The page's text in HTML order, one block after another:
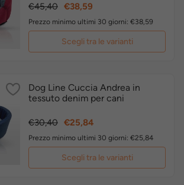
Prezzo
€45,40 Prezzo
€38,59
Prezzo minimo ultimi 30 giorni: €38,59
Scegli tra le varianti
Dog Line Cuccia Andrea in
tessuto denim per cani
Prezzo
€30,40 Prezzo
€25,84
Prezzo minimo ultimi 30 giorni: €25,84
Scegli tra le varianti